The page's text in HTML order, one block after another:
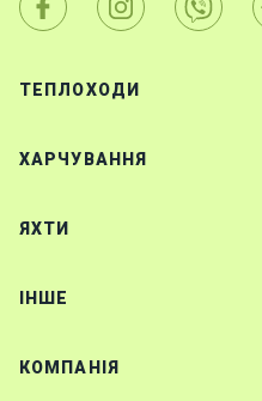
ТЕПЛОХОДИ
ХАРЧУВАННЯ
ЯХТИ
IНШЕ
КОМПАНІЯ